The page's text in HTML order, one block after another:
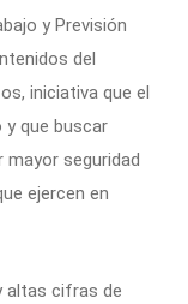
y Previsión
del
iniciativa que el
y que buscar
seguridad
ejercen en
altas cifras de